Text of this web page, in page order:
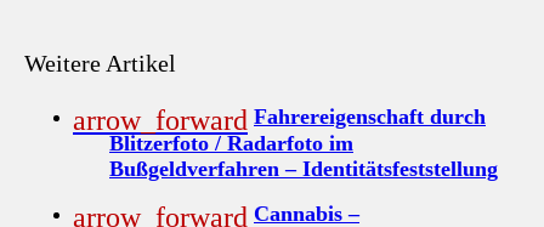
Weitere Artikel
Fahrereigenschaft durch
Blitzerfoto / Radarfoto im
Bußgeldverfahren – Identitätsfeststellung
Cannabis –